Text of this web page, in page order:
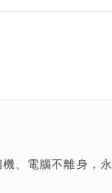
、電腦不離身，